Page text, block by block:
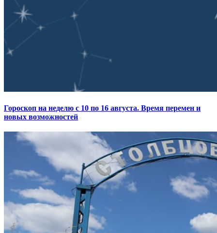
Гороскоп на неделю с 10 по 16 августа. Время перемен и
новых возможностей